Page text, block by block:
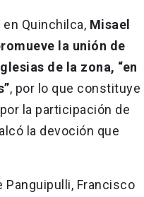
Quinchilca, Misael
la unión de
de la zona, “en
, por lo que constituye
la participación de
la devoción que
Panguipulli, Francisco